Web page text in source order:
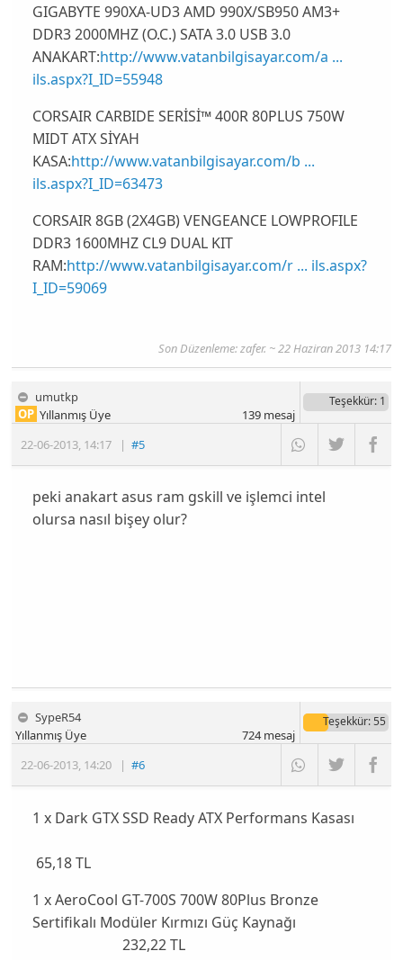
GIGABYTE 990XA-UD3 AMD 990X/SB950 AM3+
DDR3 2000MHZ (O.C.) SATA 3.0 USB 3.0
ANAKART:http://www.vatanbilgisayar.com/a ...
ils.aspx?I_ID=55948
CORSAIR CARBIDE SERİSİ™ 400R 80PLUS 750W
MIDT ATX SİYAH
KASA:http://www.vatanbilgisayar.com/b ...
ils.aspx?I_ID=63473
CORSAIR 8GB (2X4GB) VENGEANCE LOWPROFILE
DDR3 1600MHZ CL9 DUAL KIT
RAM:http://www.vatanbilgisayar.com/r ... ils.aspx?
I_ID=59069
Son Düzenleme: zafer. ~ 22 Haziran 2013 14:17
umutkp
22-06-2013, 14:17 |#5
OP Yıllanmış Üye
Teşekkür: 1
139mesaj
peki anakart asus ram gskill ve işlemci intel
olursa nasıl bişey olur?
SypeR54
22-06-2013, 14:20 |#6
Yıllanmış Üye
Teşekkür: 55
724mesaj
1 x Dark GTX SSD Ready ATX Performans Kasası
65,18 TL
1 x AeroCool GT-700S 700W 80Plus Bronze
Sertifikalı Modüler Kırmızı Güç Kaynağı
232,22 TL